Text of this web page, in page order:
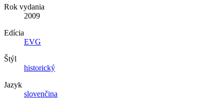
Rok vydania
2009
Edícia
EVG
Štýl
historický
Jazyk
slovenčina